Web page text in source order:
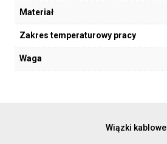
Materiał
Zakres temperaturowy pracy
Waga
Wiązki kablowe